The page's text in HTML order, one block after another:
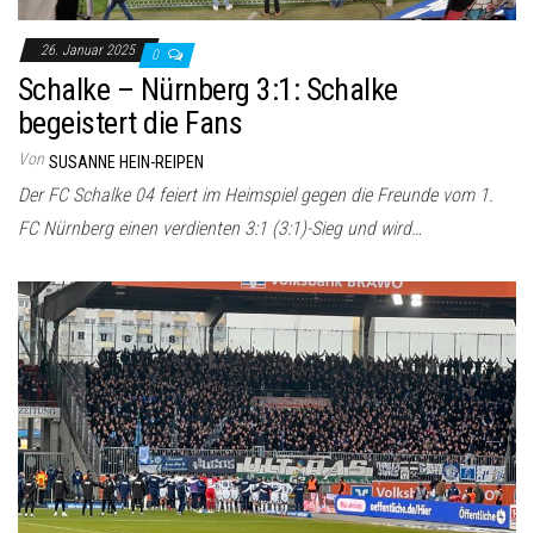
26. Januar 2025 0
Schalke – Nürnberg 3:1: Schalke
begeistert die Fans
Von SUSANNE HEIN-REIPEN
Der FC Schalke 04 feiert im Heimspiel gegen die Freunde vom 1.
FC Nürnberg einen verdienten 3:1 (3:1)-Sieg und wird…